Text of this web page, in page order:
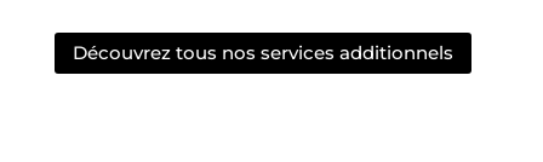
Découvrez tous nos services additionnels